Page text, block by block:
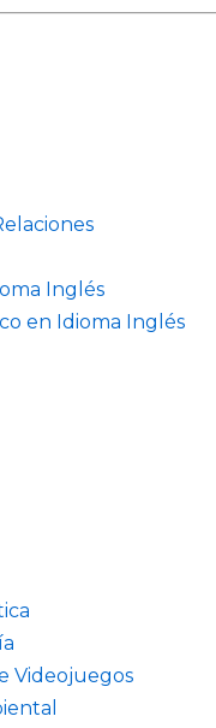
Inglés
en Idioma Inglés
Videojuegos